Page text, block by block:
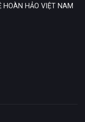
HOÀN HẢO VIỆT NAM